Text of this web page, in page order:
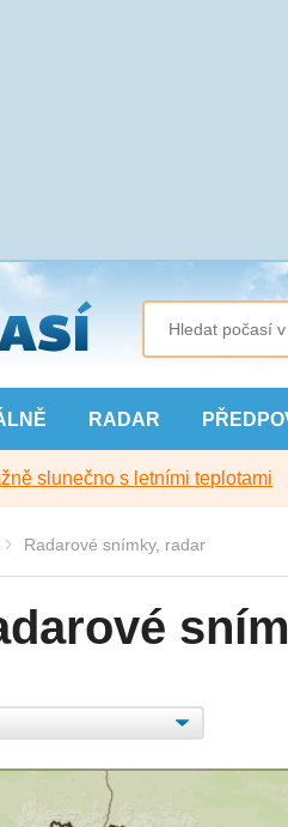
RADAR
slunečno s letními teplotami
Radarové snímky, radar